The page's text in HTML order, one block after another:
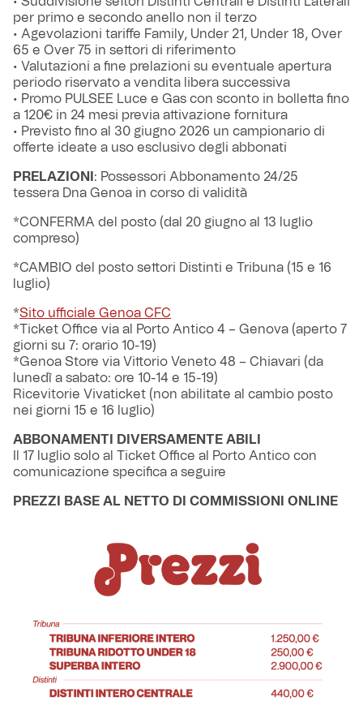
per primo e secondo anello non il terzo
• Agevolazioni tariffe Family, Under 21, Under 18, Over
65 e Over 75 in settori di riferimento
• Valutazioni a fine prelazioni su eventuale apertura
periodo riservato a vendita libera successiva
• Promo PULSEE Luce e Gas con sconto in bolletta fino
a 120€ in 24 mesi previa attivazione fornitura
• Previsto fino al 30 giugno 2026 un campionario di
offerte ideate a uso esclusivo degli abbonati
PRELAZIONI : Possessori Abbonamento 24/25
tessera Dna Genoa in corso di validità
*CONFERMA del posto (dal 20 giugno al 13 luglio
compreso)
*CAMBIO del posto settori Distinti e Tribuna (15 e 16
luglio)
*Sito ufficiale Genoa CFC
*Ticket Office via al Porto Antico 4 – Genova (aperto 7
giorni su 7: orario 10-19)
*Genoa Store via Vittorio Veneto 48 – Chiavari (da
lunedì a sabato: ore 10-14 e 15-19)
Ricevitorie Vivaticket (non abilitate al cambio posto
nei giorni 15 e 16 luglio)
ABBONAMENTI DIVERSAMENTE ABILI
Il 17 luglio solo al Ticket Office al Porto Antico con
comunicazione specifica a seguire
PREZZI BASE AL NETTO DI COMMISSIONI ONLINE